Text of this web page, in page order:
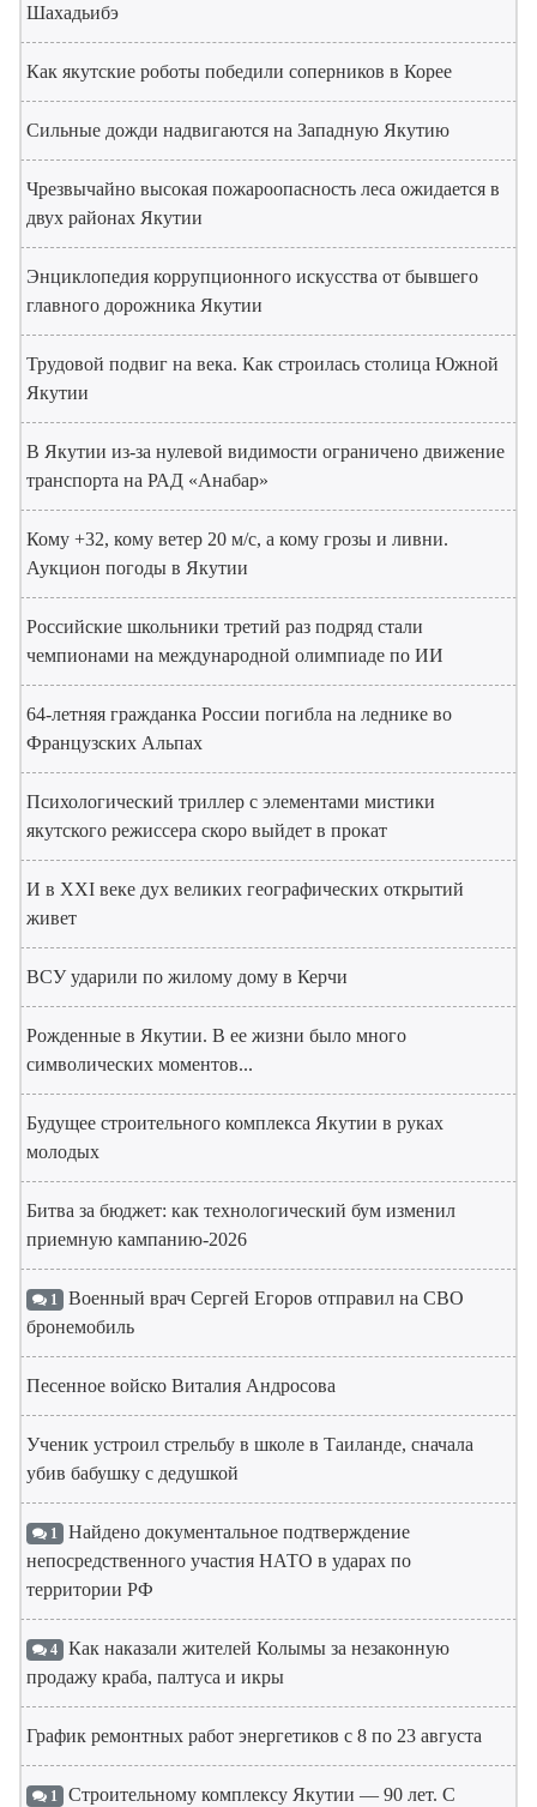
Шахадьибэ
Как якутские роботы победили соперников в Корее
Сильные дожди надвигаются на Западную Якутию
Чрезвычайно высокая пожароопасность леса ожидается в
двух районах Якутии
Энциклопедия коррупционного искусства от бывшего
главного дорожника Якутии
Трудовой подвиг на века. Как строилась столица Южной
Якутии
В Якутии из-за нулевой видимости ограничено движение
транспорта на РАД «Анабар»
Кому +32, кому ветер 20 м/с, а кому грозы и ливни.
Аукцион погоды в Якутии
Российские школьники третий раз подряд стали
чемпионами на международной олимпиаде по ИИ
64-летняя гражданка России погибла на леднике во
Французских Альпах
Психологический триллер с элементами мистики
якутского режиссера скоро выйдет в прокат
И в XXI веке дух великих географических открытий
живет
ВСУ ударили по жилому дому в Керчи
Рожденные в Якутии. В ее жизни было много
символических моментов...
Будущее строительного комплекса Якутии в руках
молодых
Битва за бюджет: как технологический бум изменил
приемную кампанию-2026
1 Военный врач Сергей Егоров отправил на СВО
бронемобиль
Песенное войско Виталия Андросова
Ученик устроил стрельбу в школе в Таиланде, сначала
убив бабушку с дедушкой
1 Найдено документальное подтверждение
непосредственного участия НАТО в ударах по
территории РФ
4 Как наказали жителей Колымы за незаконную
продажу краба, палтуса и икры
График ремонтных работ энергетиков с 8 по 23 августа
1 Строительному комплексу Якутии — 90 лет. С